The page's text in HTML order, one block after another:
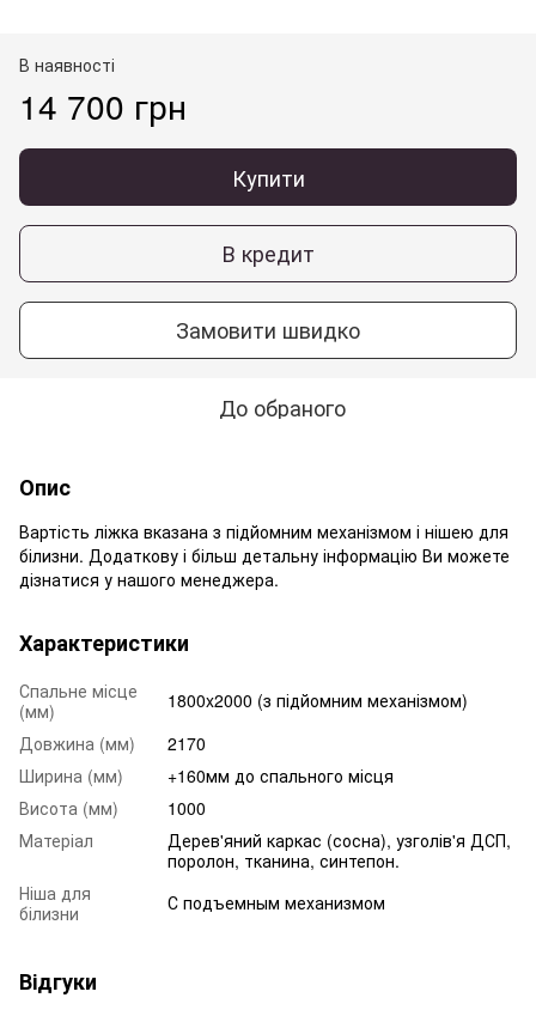
В наявності
14 700 грн
Купити
В кредит
Замовити швидко
До обраного
Опис
Вартість ліжка вказана з підйомним механізмом і нішею для
білизни. Додаткову і більш детальну інформацію Ви можете
дізнатися у нашого менеджера.
Характеристики
Спальне місце
(мм)
1800x2000 (з підйомним механізмом)
Довжина (мм)
2170
Ширина (мм)
+160мм до спального місця
Висота (мм)
1000
Матеріал
Дерев'яний каркас (сосна), узголів'я ДСП,
поролон, тканина, синтепон.
Ніша для
білизни
С подъемным механизмом
Відгуки